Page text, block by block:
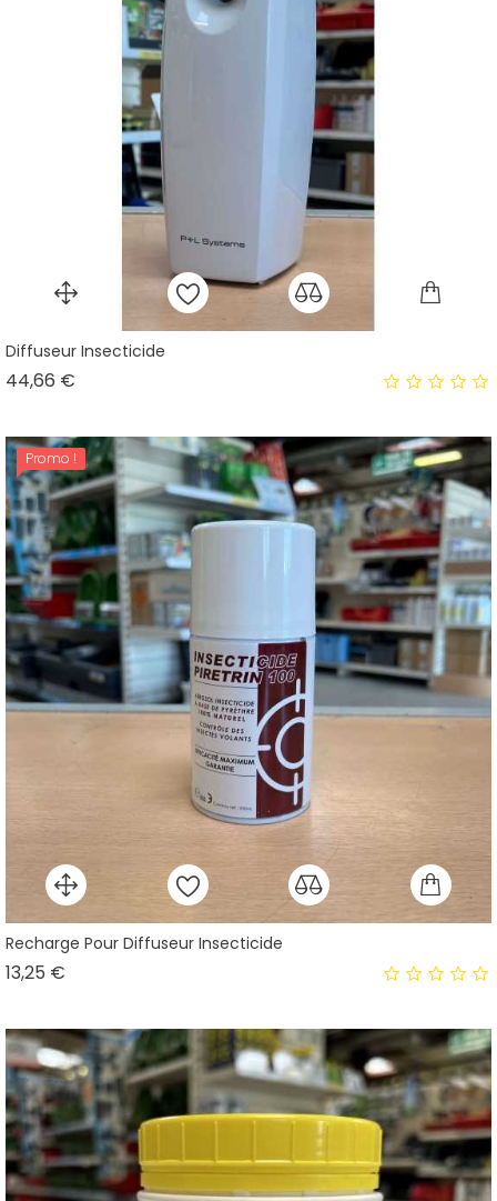
Diffuseur Insecticide
44,66 €
Promo !
Recharge Pour Diffuseur Insecticide
13,25 €